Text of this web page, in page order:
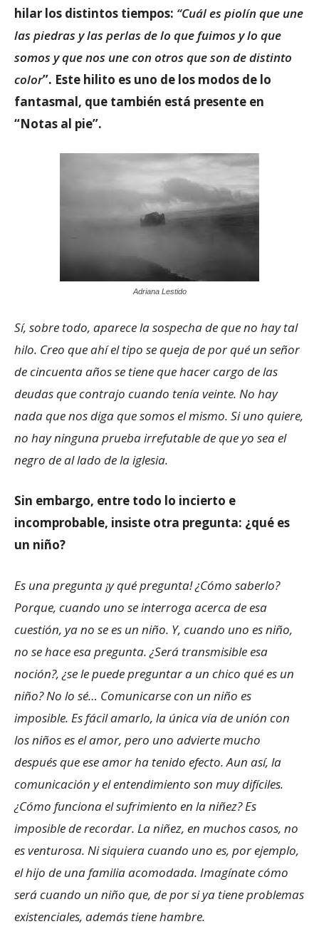
hilar los distintos tiempos: “Cuál es piolín que une
las piedras y las perlas de lo que fuimos y lo que
somos y que nos une con otros que son de distinto
color”. Este hilito es uno de los modos de lo
fantasmal, que también está presente en
“Notas al pie”.
Adriana Lestido
Sí, sobre todo, aparece la sospecha de que no hay tal
hilo. Creo que ahí el tipo se queja de por qué un señor
de cincuenta años se tiene que hacer cargo de las
deudas que contrajo cuando tenía veinte. No hay
nada que nos diga que somos el mismo. Si uno quiere,
no hay ninguna prueba irrefutable de que yo sea el
negro de al lado de la iglesia.
Sin embargo, entre todo lo incierto e
incomprobable, insiste otra pregunta: ¿qué es
un niño?
Es una pregunta ¡y qué pregunta! ¿Cómo saberlo?
Porque, cuando uno se interroga acerca de esa
cuestión, ya no se es un niño. Y, cuando uno es niño,
no se hace esa pregunta. ¿Será transmisible esa
noción?, ¿se le puede preguntar a un chico qué es un
niño? No lo sé… Comunicarse con un niño es
imposible. Es fácil amarlo, la única vía de unión con
los niños es el amor, pero uno advierte mucho
después que ese amor ha tenido efecto. Aun así, la
comunicación y el entendimiento son muy difíciles.
¿Cómo funciona el sufrimiento en la niñez? Es
imposible de recordar. La niñez, en muchos casos, no
es venturosa. Ni siquiera cuando uno es, por ejemplo,
el hijo de una familia acomodada. Imagínate cómo
será cuando un niño que, de por si ya tiene problemas
existenciales, además tiene hambre.